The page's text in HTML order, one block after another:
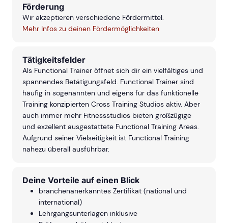
Förderung
Wir akzeptieren verschiedene Fördermittel.
Mehr Infos zu deinen Fördermöglichkeiten
Tätigkeitsfelder
Als Functional Trainer öffnet sich dir ein vielfältiges und
spannendes Betätigungsfeld. Functional Trainer sind
häufig in sogenannten und eigens für das funktionelle
Training konzipierten Cross Training Studios aktiv. Aber
auch immer mehr Fitnessstudios bieten großzügige
und exzellent ausgestattete Functional Training Areas.
Aufgrund seiner Vielseitigkeit ist Functional Training
nahezu überall ausführbar.
Deine Vorteile auf einen Blick
branchenanerkanntes Zertifikat (national und
international)
Lehrgangsunterlagen inklusive